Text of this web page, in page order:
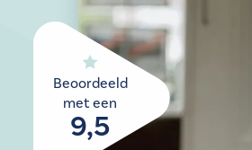
Beoordeeld
met een
9,5